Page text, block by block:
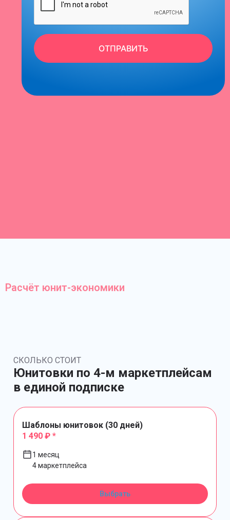
ОТПРАВИТЬ
Расчёт юнит-экономики
Юнитовки по 4-м маркетплейсам
в единой подписке
СКОЛЬКО СТОИТ
Шаблоны юнитовок (30 дней)
1 490 ₽ *
1 месяц
4 маркетплейса
Выбрать